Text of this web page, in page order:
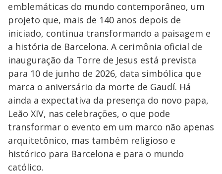
emblemáticas do mundo contemporâneo, um
projeto que, mais de 140 anos depois de
iniciado, continua transformando a paisagem e
a história de Barcelona. A cerimônia oficial de
inauguração da Torre de Jesus está prevista
para 10 de junho de 2026, data simbólica que
marca o aniversário da morte de Gaudí. Há
ainda a expectativa da presença do novo papa,
Leão XIV, nas celebrações, o que pode
transformar o evento em um marco não apenas
arquitetônico, mas também religioso e
histórico para Barcelona e para o mundo
católico.